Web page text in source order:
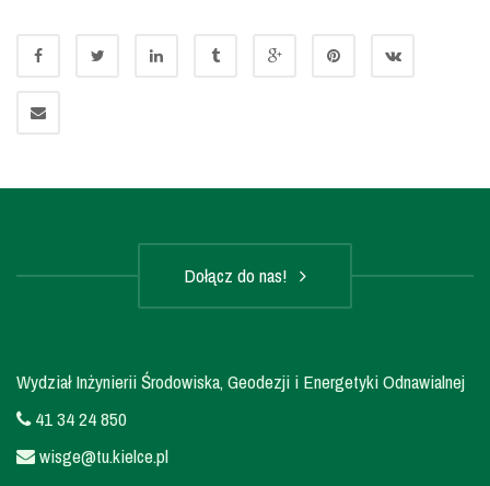
Dołącz do nas!
Wydział Inżynierii Środowiska, Geodezji i Energetyki Odnawialnej
41 34 24 850
wisge@tu.kielce.pl